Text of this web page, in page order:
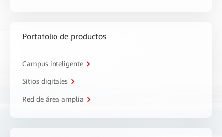
Portafolio de productos
Campus inteligente
Sitios digitales
Red de área amplia